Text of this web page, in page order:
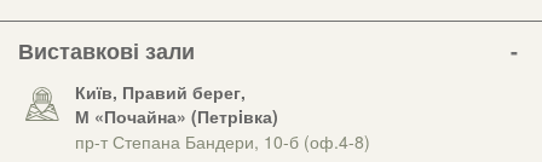
Виставкові зали
Київ, Правий берег,
М «Почайна» (Петрiвка)
пр-т Степана Бандери, 10-б (оф.4-8)